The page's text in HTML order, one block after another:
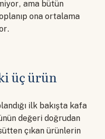
ama bütün
ona ortalama
üç ürün
ilk bakışta kafa
değeri doğrudan
çıkan ürünlerin